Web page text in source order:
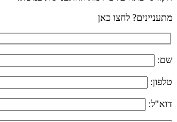
מתעניינים? לחצו כאן
שם:
טלפון:
דוא"ל: